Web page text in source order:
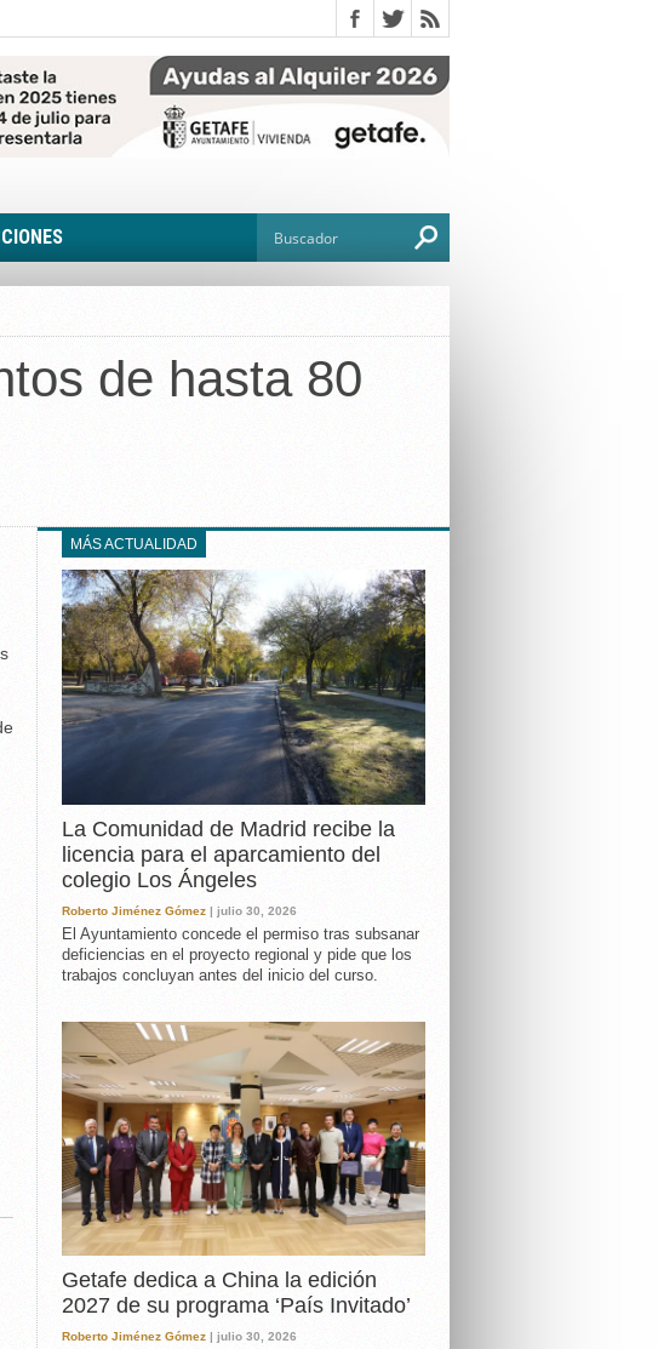
TOTAL
PSICOLÓGICO
DE LA
RECUPERADA
MINUTO EN EL
de hasta 80
MÁS ACTUALIDAD
La Comunidad de Madrid recibe la
licencia para el aparcamiento del
colegio Los Ángeles
Roberto Jiménez Gómez | julio 30, 2026
El Ayuntamiento concede el permiso tras subsanar
deficiencias en el proyecto regional y pide que los
trabajos concluyan antes del inicio del curso.
Getafe dedica a China la edición
2027 de su programa ‘País Invitado’
Roberto Jiménez Gómez | julio 30, 2026